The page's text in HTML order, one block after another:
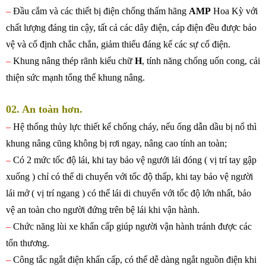
– Đầu cắm và các thiết bị điện chống thấm hãng AMP Hoa Kỳ với
chất lượng đáng tin cậy, tất cả các dây điện, cáp điện đều được bảo
vệ và cố định chắc chắn, giảm thiểu đáng kể các sự cố điện.
– Khung nâng thép rãnh kiểu chữ H, tính năng chống uốn cong, cải
thiện sức mạnh tổng thể khung nâng.
02. An toàn hơn.
– Hệ thống thủy lực thiết kế chống cháy, nếu ống dẫn dầu bị nổ thì
khung nâng cũng không bị rơi ngay, nâng cao tính an toàn;
– Có 2 mức tốc độ lái, khi tay bảo vệ ngưới lái đóng ( vị trí tay gập
xuống ) chỉ có thể di chuyển với tốc độ thấp, khi tay bảo vệ người
lái mở ( vị trí ngang ) có thể lái di chuyển với tốc độ lớn nhất, bảo
vệ an toàn cho người đứng trên bệ lái khi vận hành.
– Chức năng lùi xe khẩn cấp giúp người vận hành tránh được các
tổn thương.
– Công tắc ngắt điện khẩn cấp, có thể dễ dàng ngắt nguồn điện khi